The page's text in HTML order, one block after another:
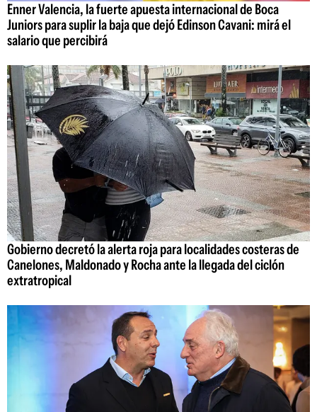
Enner Valencia, la fuerte apuesta internacional de Boca
Juniors para suplir la baja que dejó Edinson Cavani: mirá el
salario que percibirá
Gobierno decretó la alerta roja para localidades costeras de
Canelones, Maldonado y Rocha ante la llegada del ciclón
extratropical